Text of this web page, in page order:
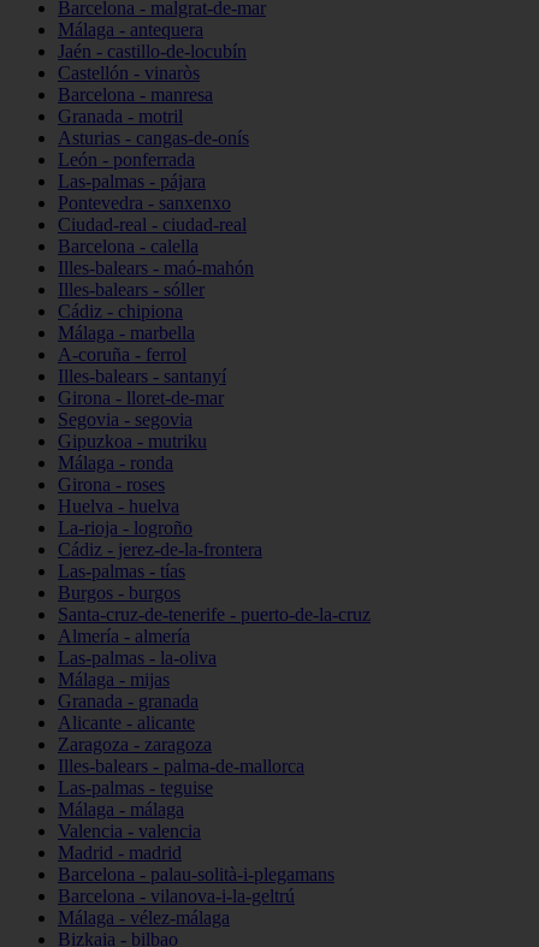
Barcelona - malgrat-de-mar
Málaga - antequera
Jaén - castillo-de-locubín
Castellón - vinaròs
Barcelona - manresa
Granada - motril
Asturias - cangas-de-onís
León - ponferrada
Las-palmas - pájara
Pontevedra - sanxenxo
Ciudad-real - ciudad-real
Barcelona - calella
Illes-balears - maó-mahón
Illes-balears - sóller
Cádiz - chipiona
Málaga - marbella
A-coruña - ferrol
Illes-balears - santanyí
Girona - lloret-de-mar
Segovia - segovia
Gipuzkoa - mutriku
Málaga - ronda
Girona - roses
Huelva - huelva
La-rioja - logroño
Cádiz - jerez-de-la-frontera
Las-palmas - tías
Burgos - burgos
Santa-cruz-de-tenerife - puerto-de-la-cruz
Almería - almería
Las-palmas - la-oliva
Málaga - mijas
Granada - granada
Alicante - alicante
Zaragoza - zaragoza
Illes-balears - palma-de-mallorca
Las-palmas - teguise
Málaga - málaga
Valencia - valencia
Madrid - madrid
Barcelona - palau-solità-i-plegamans
Barcelona - vilanova-i-la-geltrú
Málaga - vélez-málaga
Bizkaia - bilbao